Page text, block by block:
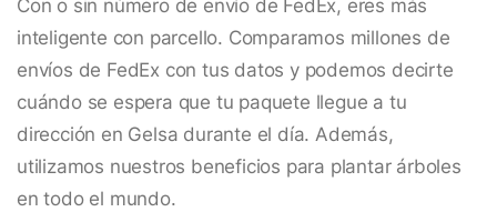
Con o sin número de envío de FedEx, eres más
inteligente con parcello. Comparamos millones de
envíos de FedEx con tus datos y podemos decirte
cuándo se espera que tu paquete llegue a tu
dirección en Gelsa durante el día. Además,
utilizamos nuestros beneficios para plantar árboles
en todo el mundo.